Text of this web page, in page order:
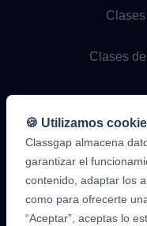
Clases
🍪 Utilizamos
Classgap almacena
garantizar el
contenido, adaptar los
como para ofrecerte
“Aceptar”, aceptas lo